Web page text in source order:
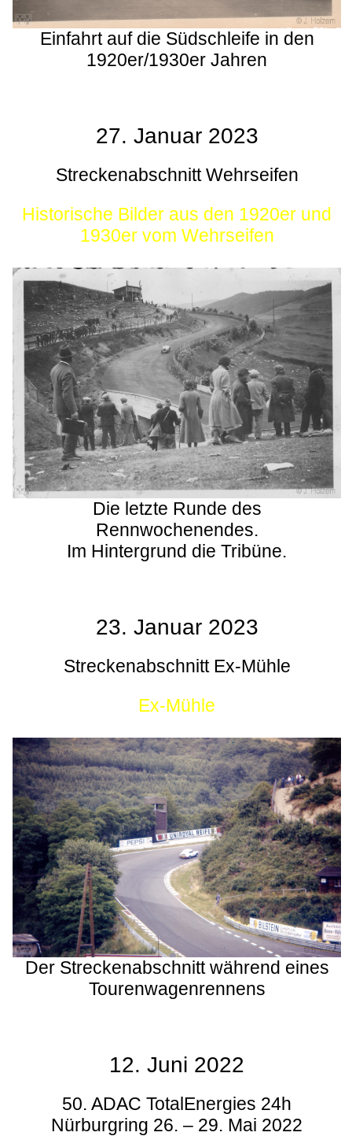
Einfahrt auf die Südschleife in den
1920er/1930er Jahren
27. Januar 2023
Streckenabschnitt Wehrseifen
Historische Bilder aus den 1920er und
1930er vom Wehrseifen
Die letzte Runde des
Rennwochenendes.
Im Hintergrund die Tribüne.
23. Januar 2023
Streckenabschnitt Ex-Mühle
Ex-Mühle
Der Streckenabschnitt während eines
Tourenwagenrennens
12. Juni 2022
50. ADAC TotalEnergies 24h
Nürburgring 26. – 29. Mai 2022